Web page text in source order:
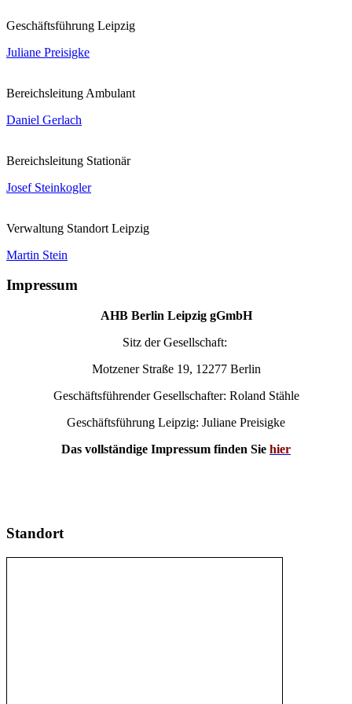
Geschäftsführung Leipzig
Juliane Preisigke
Bereichsleitung Ambulant
Daniel Gerlach
Bereichsleitung Stationär
Josef Steinkogler
Verwaltung Standort Leipzig
Martin Stein
Impressum
AHB Berlin Leipzig gGmbH
Sitz der Gesellschaft:
Motzener Straße 19, 12277 Berlin
Geschäftsführender Gesellschafter: Roland Stähle
Geschäftsführung Leipzig: Juliane Preisigke
Das vollständige Impressum finden Sie hier
Standort